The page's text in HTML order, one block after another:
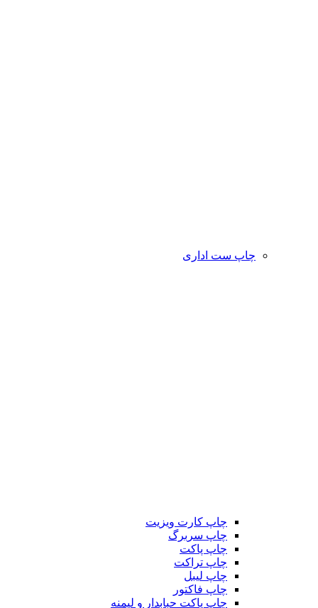
چاپ ست اداری
چاپ کارت ویزیت
چاپ سربرگ
چاپ پاکت
چاپ تراکت
چاپ لیبل
چاپ فاکتور
چاپ پاکت حبابدار و لیمنه